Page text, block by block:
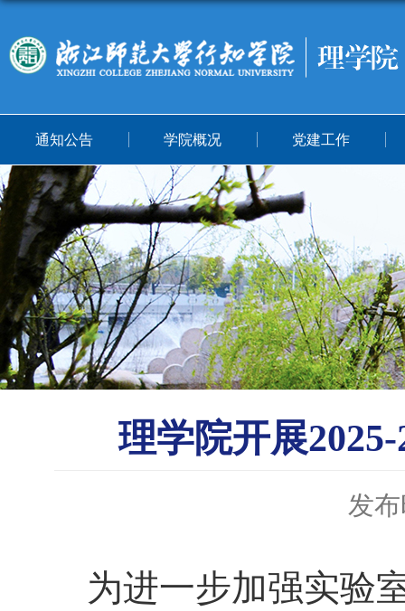
通知公告 学院概况 党建工作
理学院开展
发
为进一步加强实验